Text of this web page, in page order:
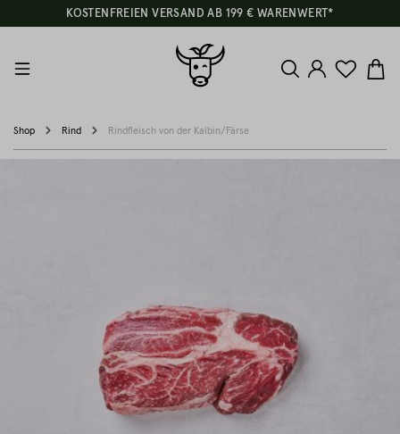
KOSTENFREIEN VERSAND AB 199 € WARENWERT*
Shop Rind Rindfleisch von der Kalbin/Färse